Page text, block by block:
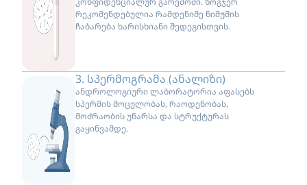
რეკომენდებულია რამდენიმე ნიმუშის
ჩაბარება ხარისხიანი შედეგისთვის.
3. სპერმოგრამა (ანალიზი)
ანდროლოგიური ლაბორატორია აფასებს
სპერმის მოცულობას, რაოდენობას,
მოძრაობის უნარსა და სტრუქტურას
გაყინვამდე.